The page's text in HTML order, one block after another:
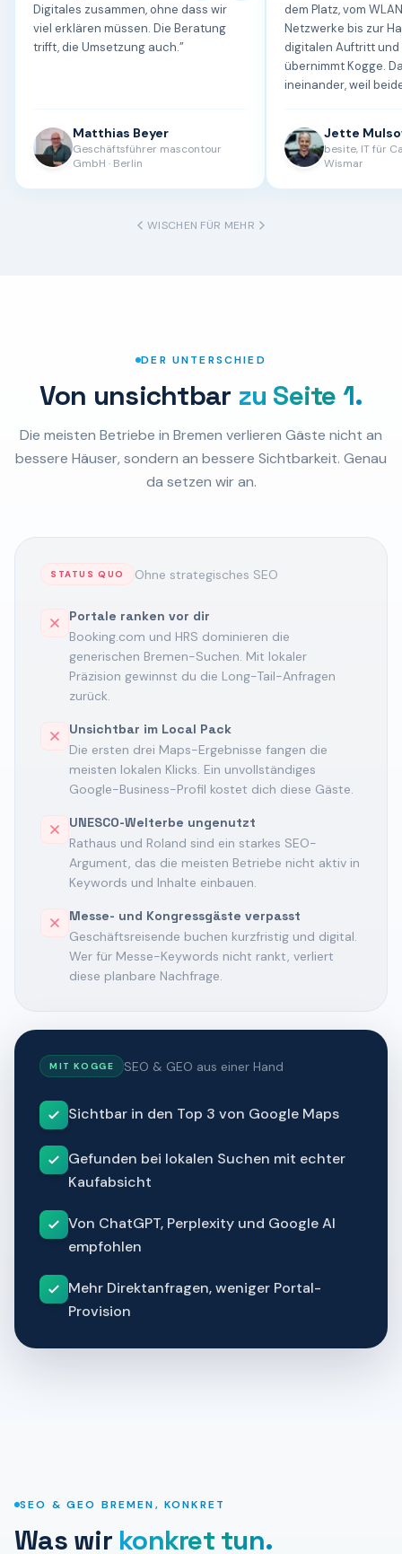
Digitales zusammen, ohne dass wir
viel erklären müssen. Die Beratung
trifft, die Umsetzung auch.”
Matthias Beyer
Geschäftsführer mascontour
GmbH · Berlin
dem Platz, vom
Netzwerke bis zur
digitalen Auftritt
übernimmt Kogge.
ineinander, weil
Jette
besite, IT für
Wismar
WISCHEN FÜR MEHR
DER UNTERSCHIED
Von unsichtbar zu Seite 1.
Die meisten Betriebe in Bremen verlieren Gäste nicht an
bessere Häuser, sondern an bessere Sichtbarkeit. Genau
da setzen wir an.
STATUS QUO Ohne strategisches SEO
Portale ranken vor dir
Booking.com und HRS dominieren die
generischen Bremen-Suchen. Mit lokaler
Präzision gewinnst du die Long-Tail-Anfragen
zurück.
Unsichtbar im Local Pack
Die ersten drei Maps-Ergebnisse fangen die
meisten lokalen Klicks. Ein unvollständiges
Google-Business-Profil kostet dich diese Gäste.
UNESCO-Welterbe ungenutzt
Rathaus und Roland sind ein starkes SEO-
Argument, das die meisten Betriebe nicht aktiv in
Keywords und Inhalte einbauen.
Messe- und Kongressgäste verpasst
Geschäftsreisende buchen kurzfristig und digital.
Wer für Messe-Keywords nicht rankt, verliert
diese planbare Nachfrage.
MIT KOGGE SEO & GEO aus einer Hand
Sichtbar in den Top 3 von Google Maps
Gefunden bei lokalen Suchen mit echter
Kaufabsicht
Von ChatGPT, Perplexity und Google AI
empfohlen
Mehr Direktanfragen, weniger Portal-
Provision
SEO & GEO BREMEN, KONKRET
Was wir konkret tun.